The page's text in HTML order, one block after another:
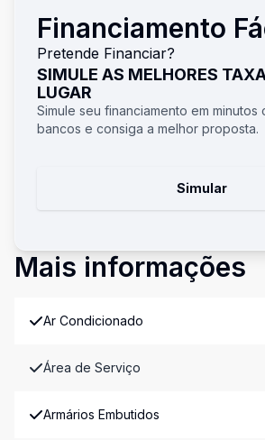
Financiamento
Pretende Financiar?
SIMULE AS MELHORES
LUGAR
Simule seu financiamento em minutos
bancos e consiga a melhor proposta.
Simular
Mais informações
Ar Condicionado
Área de Serviço
Armários Embutidos